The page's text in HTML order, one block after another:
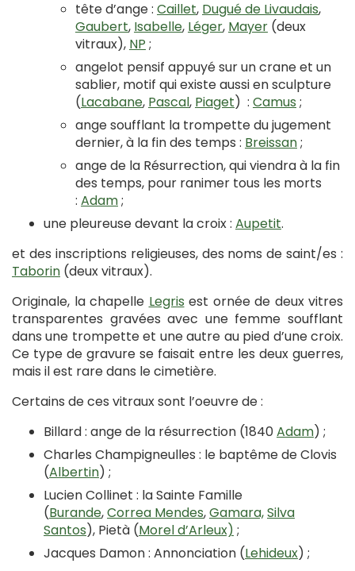
tête d’ange : Caillet, Dugué de Livaudais,
Gaubert, Isabelle, Léger, Mayer (deux
vitraux), NP ;
angelot pensif appuyé sur un crane et un
sablier, motif qui existe aussi en sculpture
(Lacabane, Pascal, Piaget) : Camus ;
ange soufflant la trompette du jugement
dernier, à la fin des temps : Breissan;
ange de la Résurrection, qui viendra à la fin
des temps, pour ranimer tous les morts
: Adam;
une pleureuse devant la croix : Aupetit.
et des inscriptions religieuses, des noms de saint/es :
Taborin (deux vitraux).
Originale, la chapelle Legris est ornée de deux vitres
transparentes gravées avec une femme soufflant
dans une trompette et une autre au pied d’une croix.
Ce type de gravure se faisait entre les deux guerres,
mais il est rare dans le cimetière.
Certains de ces vitraux sont l’oeuvre de :
Billard : ange de la résurrection (1840Adam) ;
Charles Champigneulles : le baptême de Clovis
(Albertin) ;
Lucien Collinet : la Sainte Famille
(Burande,Correa Mendes,Gamara,Silva
Santos), Pietà (Morel d’Arleux) ;
Jacques Damon : Annonciation (Lehideux) ;